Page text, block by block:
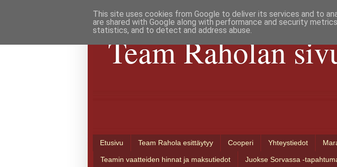
Team Raholan
Etusivu Team Rahola esittäytyy Cooperi Yhteystiedot
Teamin vaatteiden hinnat ja maksutiedot Juokse Sorvassa -
This site uses cookies from Google to deliver its services and to
are shared with Google along with performance and security
statistics, and to detect and address abuse.